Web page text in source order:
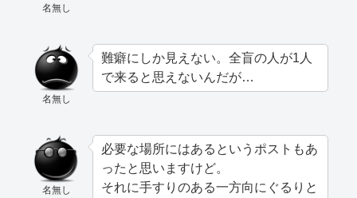
名無し
名無し
難癖にしか見えない。全盲の人が1人
で来ると思えないんだが…
名無し
必要な場所にはあるというポストもあ
ったと思いますけど。
それに手すりのある一方向にぐるりと